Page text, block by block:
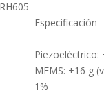
Especificación
Piezoeléctrico:
MEMS: ±16 g
1%